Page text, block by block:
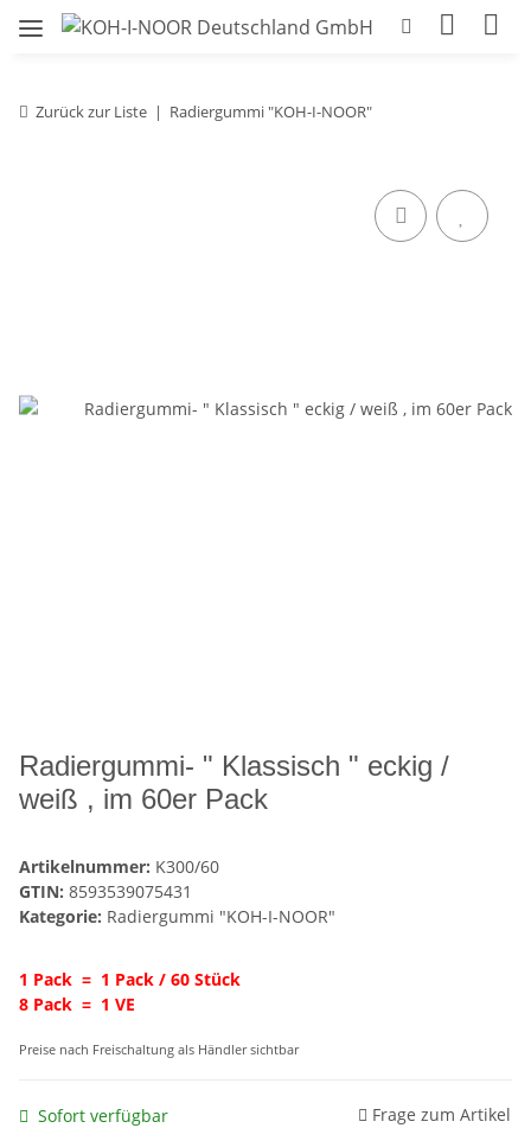
Zurück zur Liste Radiergummi "KOH-I-NOOR"
Radiergummi- " Klassisch " eckig /
weiß , im 60er Pack
Artikelnummer: K300/60
GTIN: 8593539075431
Kategorie: Radiergummi "KOH-I-NOOR"
1 Pack = 1 Pack / 60 Stück
8 Pack = 1 VE
Preise nach Freischaltung als Händler sichtbar
Sofort verfügbar Frage zum Artikel